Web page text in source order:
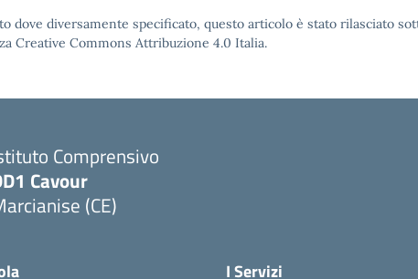
dove diversamente specificato, questo articolo è stato rilasciato
Creative Commons Attribuzione 4.0 Italia.
Comprensivo
Cavour
(CE)
I Servizi